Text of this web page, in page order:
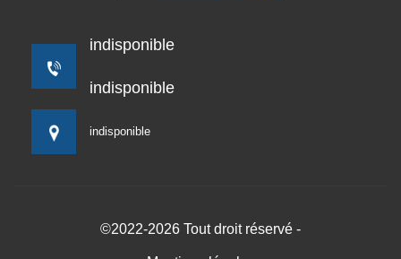
indisponible
indisponible
indisponible
©2022-2026 Tout droit réservé -